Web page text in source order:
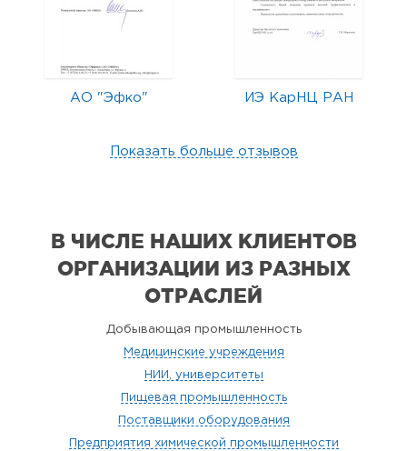
АО "Эфко" ИЭ КарНЦ РАН
Показать больше отзывов
В ЧИСЛЕ НАШИХ КЛИЕНТОВ
ОРГАНИЗАЦИИ ИЗ РАЗНЫХ
ОТРАСЛЕЙ
Добывающая промышленность
Медицинские учреждения
НИИ, университеты
Пищевая промышленность
Поставщики оборудования
Предприятия химической промышленности